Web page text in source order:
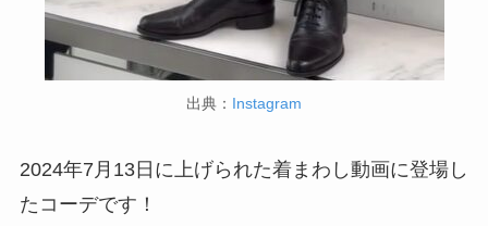
出典： Instagram
2024年7月13日に上げられた着まわし動画に登場し
たコーデです！